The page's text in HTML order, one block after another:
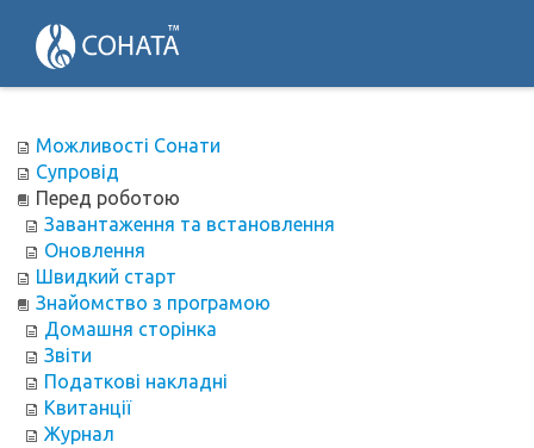
Можливості Сонати
Супровід
Перед роботою
Завантаження та встановлення
Оновлення
Швидкий старт
Знайомство з програмою
Домашня сторінка
Звіти
Податкові накладні
Квитанції
Журнал